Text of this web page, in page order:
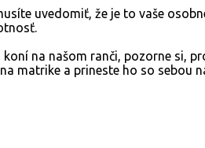
uvedomiť, že je to vaše
na našom ranči, pozorne si,
matrike a prineste ho so sebou